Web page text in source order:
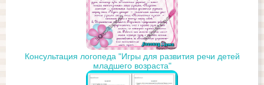
Консультация логопеда "Игры для развития речи детей
младшего возраста"